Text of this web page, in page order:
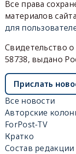
Все права
материалов
для
Свидетельство
58738, выдано
Прислать
Все новости
Авторские
ForPost-TV
Кратко
Состав редакции